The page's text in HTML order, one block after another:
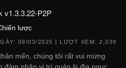
v1.3.3.22-P2P
lược
09/03/2025 | LƯỢT XEM: 2,039
mến, chúng tôi rất vui mừng